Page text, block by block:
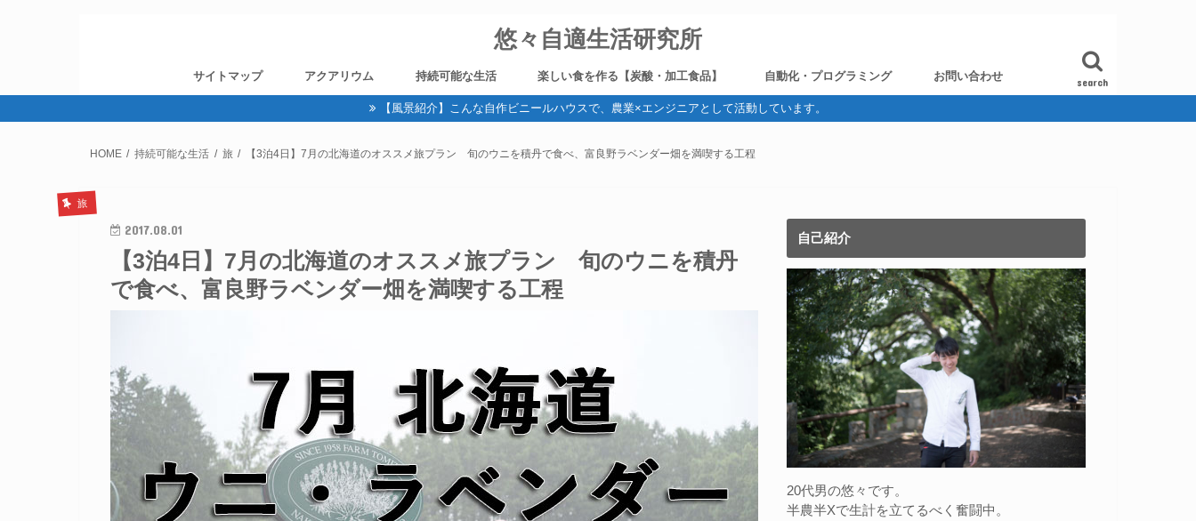
悠々自適生活研究所
search
サイトマップ アクアリウム 持続可能な生活
野菜作り
健康
ガジェット・デジタル機器
旅
ブログ運営
楽しい食を作る【炭酸・加工食品】
燻製
炭酸
ビール造り
自動化・プログラミング
電気
お問い合わせ
【風景紹介】こんな自作ビニールハウスで、農業×エンジニアとして活動しています。
HOME 持続可能な生活 旅 【3泊4日】7月の北海道のオススメ旅プラン 旬のウニを積丹で食べ、富良野ラベンダー畑を満喫する工程
旅
2017.08.01
【3泊4日】7月の北海道のオススメ旅プラン 旬のウニを積丹
で食べ、富良野ラベンダー畑を満喫する工程
自己紹介
20代男の悠々です。
半農半Xで生計を立てるべく奮闘中。